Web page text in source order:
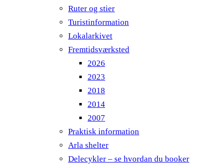
Ruter og stier
Turistinformation
Lokalarkivet
Fremtidsværksted
2026
2023
2018
2014
2007
Praktisk information
Arla shelter
Delecykler – se hvordan du booker